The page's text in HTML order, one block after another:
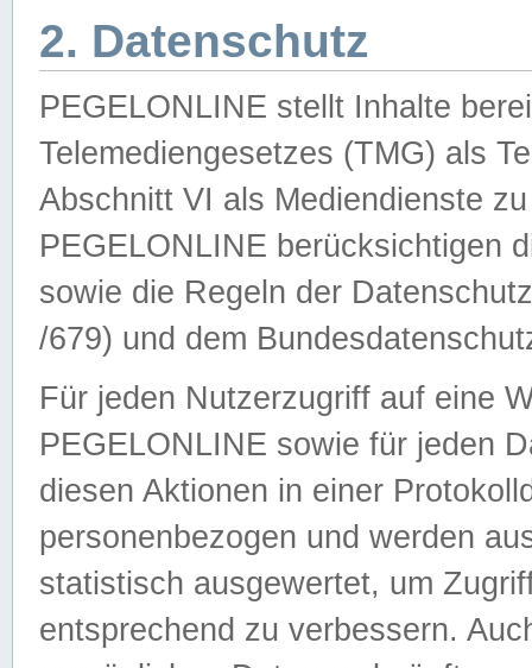
2. Datenschutz
PEGELONLINE stellt Inhalte
Telemediengesetzes (TMG) als
Abschnitt VI als Mediendienste
PEGELONLINE berücksichtigen
sowie die Regeln der
/679) und dem
Für jeden Nutzerzugriff auf eine
PEGELONLINE sowie für jeden
diesen Aktionen in einer
personenbezogen und werden
statistisch ausgewertet, um
entsprechend zu verbessern.